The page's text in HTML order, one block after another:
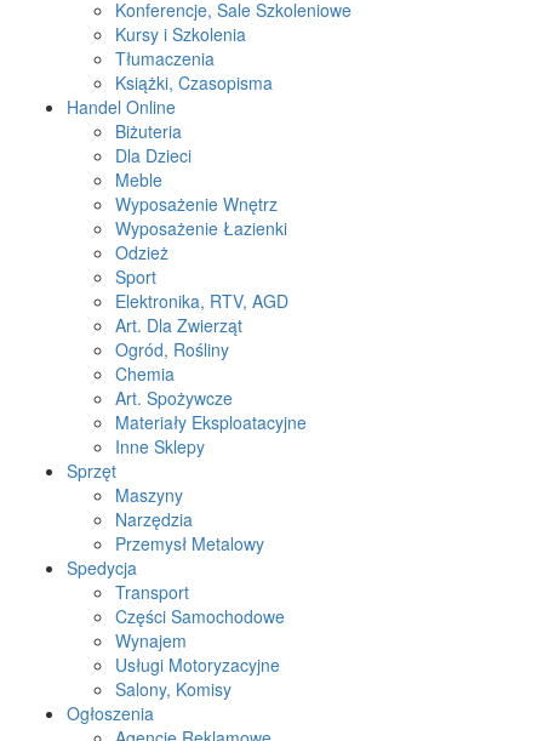
Konferencje, Sale Szkoleniowe
Kursy i Szkolenia
Tłumaczenia
Książki, Czasopisma
Handel Online
Biżuteria
Dla Dzieci
Meble
Wyposażenie Wnętrz
Wyposażenie Łazienki
Odzież
Sport
Elektronika, RTV, AGD
Art. Dla Zwierząt
Ogród, Rośliny
Chemia
Art. Spożywcze
Materiały Eksploatacyjne
Inne Sklepy
Sprzęt
Maszyny
Narzędzia
Przemysł Metalowy
Spedycja
Transport
Części Samochodowe
Wynajem
Usługi Motoryzacyjne
Salony, Komisy
Ogłoszenia